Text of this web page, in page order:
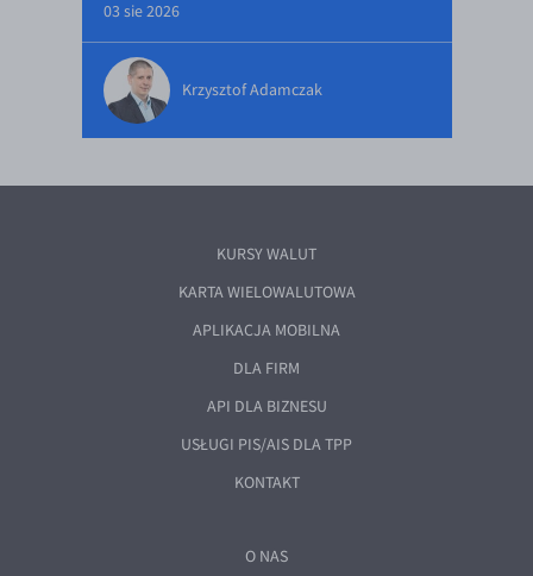
03 sie 2026
Krzysztof Adamczak
KURSY WALUT
KARTA WIELOWALUTOWA
APLIKACJA MOBILNA
DLA FIRM
API DLA BIZNESU
USŁUGI PIS/AIS DLA TPP
KONTAKT
O NAS